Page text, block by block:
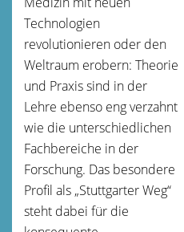
Technologien
revolutionieren oder den
Weltraum erobern: Theorie
und Praxis sind in der
Lehre ebenso eng verzahnt
wie die unterschiedlichen
Fachbereiche in der
Forschung. Das besondere
Profil als „Stuttgarter Weg“
steht dabei für die